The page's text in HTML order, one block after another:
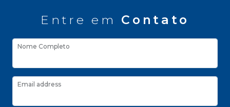
Entre em Contato
Nome Completo
Email address